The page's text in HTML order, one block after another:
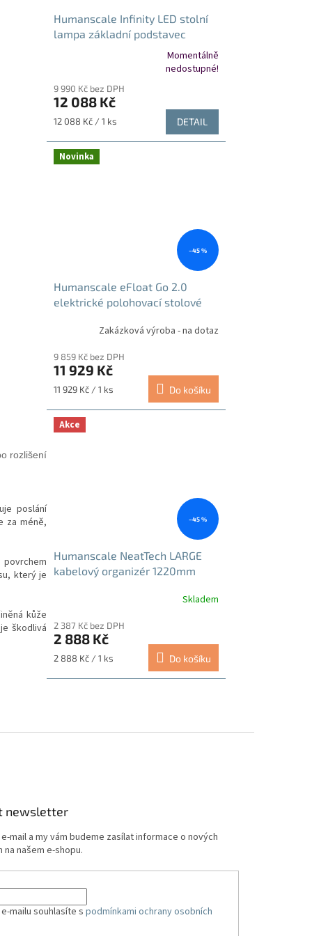
rozlišení
poslání
za méně,
který je
kůže
škodlivá
Humanscale Infinity LED stolní
lampa základní podstavec
produktu
je
5,0
5
hvězdiček.
Momentálně
nedostupné!
9 990 Kč bez DPH
12 088 Kč
Měrná
12 088 Kč / 1 ks DETAIL
Novinka
–45 %
Humanscale eFloat Go 2.0
elektrické polohovací stolové
Zakázková výroba - na dotaz
9 859 Kč bez DPH
11 929 Kč
Měrná
11 929 Kč / 1 ks Do košíku
Akce
–45 %
Humanscale NeatTech LARGE
kabelový organizér 1220mm
produktu
je
5,0
5
Skladem
2 387 Kč bez DPH
2 888 Kč
Měrná
2 888 Kč / 1 ks Do košíku
newsletter
mail a my vám budeme zasílat informace o nových
našem e-shopu.
mailu souhlasíte spodmínkami ochrany osobních